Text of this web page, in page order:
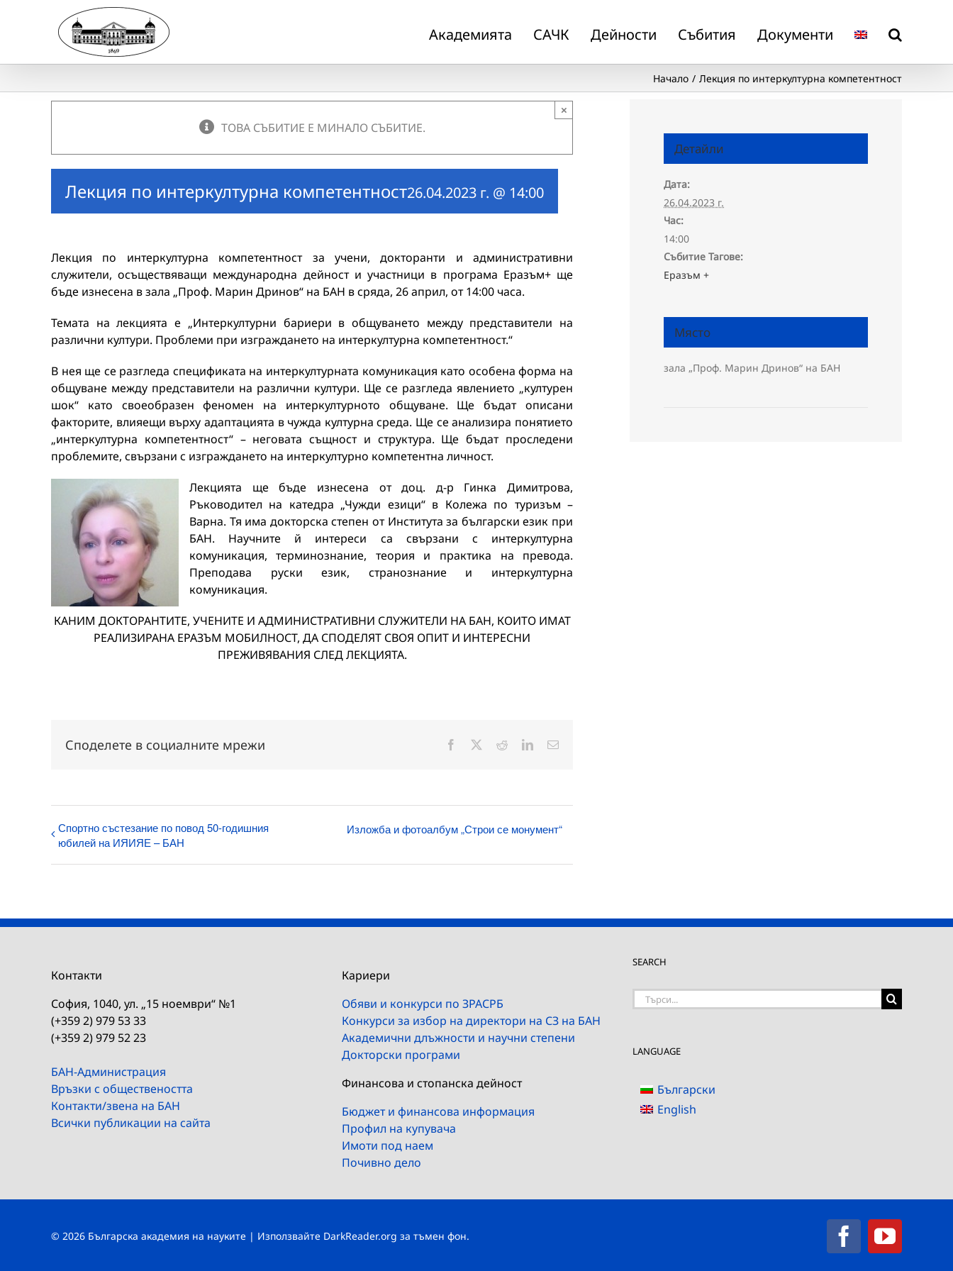
Академията САЧК Дейности Събития Документи
Начало Лекция по интеркултурна компетентност
ТОВА СЪБИТИЕ Е МИНАЛО СЪБИТИЕ.
×
Лекция по интеркултурна компетентност26.04.2023 г. @ 14:00
Лекция по интеркултурна компетентност за учени, докторанти и административни
служители, осъществяващи международна дейност и участници в програма Еразъм+ ще
бъде изнесена в зала „Проф. Марин Дринов“ на БАН в сряда, 26 април, от 14:00 часа.
Темата на лекцията е „Интеркултурни бариери в общуването между представители на
различни култури. Проблеми при изграждането на интеркултурна компетентност.“
В нея ще се разгледа спецификата на интеркултурната комуникация като особена форма на
общуване между представители на различни култури. Ще се разгледа явлението „културен
шок“ като своеобразен феномен на интеркултурното общуване. Ще бъдат описани
факторите, влияещи върху адаптацията в чужда културна среда. Ще се анализира понятието
„интеркултурна компетентност“ – неговата същност и структура. Ще бъдат проследени
проблемите, свързани с изграждането на интеркултурно компетентна личност.
Лекцията ще бъде изнесена от доц. д-р Гинка Димитрова,
Ръководител на катедра „Чужди езици“ в Колежа по туризъм –
Варна. Тя има докторска степен от Института за български език при
БАН. Научните й интереси са свързани с интеркултурна
комуникация, терминознание, теория и практика на превода.
Преподава руски език, странознание и интеркултурна
комуникация.
КАНИМ ДОКТОРАНТИТЕ, УЧЕНИТЕ И АДМИНИСТРАТИВНИ СЛУЖИТЕЛИ НА БАН, КОИТО ИМАТ
РЕАЛИЗИРАНА ЕРАЗЪМ МОБИЛНОСТ, ДА СПОДЕЛЯТ СВОЯ ОПИТ И ИНТЕРЕСНИ
ПРЕЖИВЯВАНИЯ СЛЕД ЛЕКЦИЯТА.
Споделете в социалните мрежи Facebook RedditLinkedInЕлектронна
Спортно състезание по повод 50-годишния
юбилей на ИЯИЯЕ – БАН
Изложба и фотоалбум „Строи се монумент“
Детайли
Дата:
26.04.2023 г.
Час:
14:00
Събитие Тагове:
Еразъм +
Място
зала „Проф. Марин Дринов“ на БАН
Контакти
София, 1040, ул. „15 ноември“ №1
(+359 2) 979 53 33
(+359 2) 979 52 23
БАН-Администрация
Връзки с обществеността
Контакти/звена на БАН
Всички публикации на сайта
Кариери
Обяви и конкурси по ЗРАСРБ
Конкурси за избор на директори на СЗ на БАН
Академични длъжности и научни степени
Докторски програми
Финансова и стопанска дейност
Бюджет и финансова информация
Профил на купувача
Имоти под наем
Почивно дело
SEARCH
Търсене
LANGUAGE
Български
English
© 2026 Българска академия на науките | Използвайте DarkReader.org за тъмен фон. Facebook